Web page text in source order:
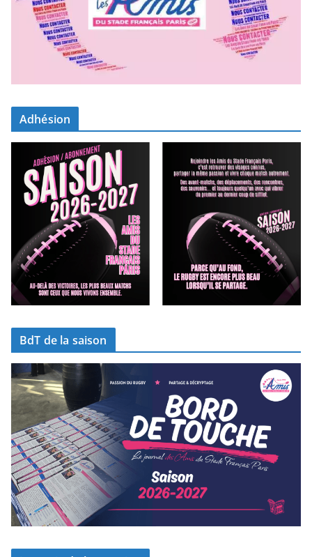
Adhésion
BdT de la saison